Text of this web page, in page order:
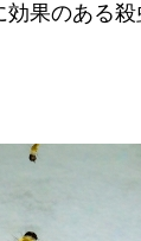
果のある